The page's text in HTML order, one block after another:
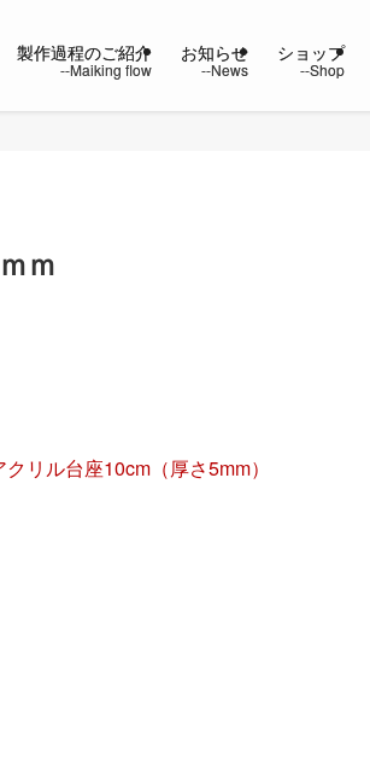
製作過程のご紹介 お知らせ ショップ
ｍ
クリル台座10cm（厚さ5mm）